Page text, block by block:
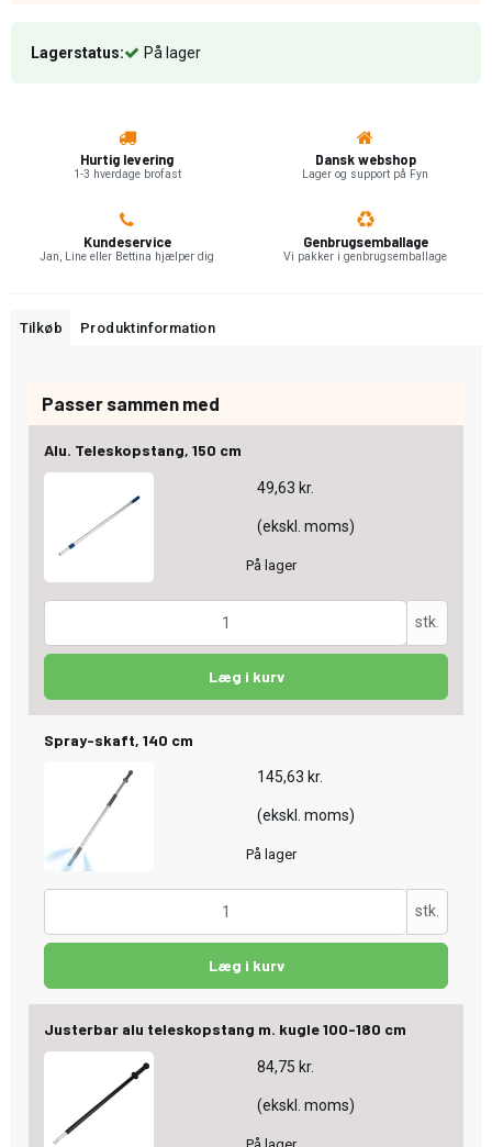
Lagerstatus: På lager
Hurtig levering
1-3 hverdage brofast
Dansk webshop
Lager og support på Fyn
Kundeservice
Jan, Line eller Bettina hjælper dig
Genbrugsemballage
Vi pakker i genbrugsemballage
Tilkøb Produktinformation
Passer sammen med
Alu. Teleskopstang, 150 cm
49,63 kr.
(ekskl. moms)
På lager
stk.
Læg i kurv
Spray-skaft, 140 cm
145,63 kr.
(ekskl. moms)
På lager
stk.
Læg i kurv
Justerbar alu teleskopstang m. kugle 100-180 cm
84,75 kr.
(ekskl. moms)